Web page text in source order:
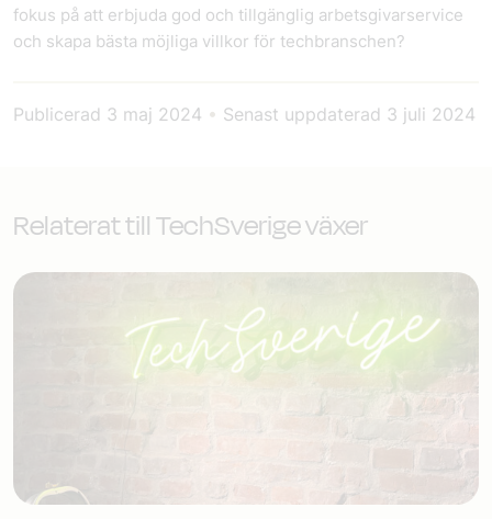
fokus på att erbjuda god och tillgänglig arbetsgivarservice
och skapa bästa möjliga villkor för techbranschen?
Publicerad 3 maj 2024 • Senast uppdaterad 3 juli 2024
Relaterat till TechSverige växer